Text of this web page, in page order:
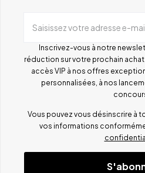
Saisissez votre adresse e-
Inscrivez-vous à notre
réduction sur votre prochain
accès VIP à nos offres
personnalisées, à nos
Vous pouvez vous désinscrire à
vos informations